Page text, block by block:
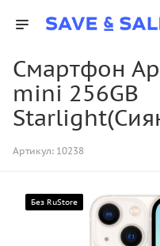
Смартфон
mini 256GB
Артикул: 10238
Без RuStore